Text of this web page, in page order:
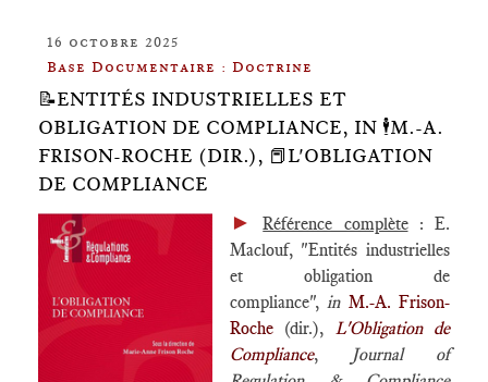
16 octobre 2025
Base Documentaire : Doctrine
📝ENTITÉS INDUSTRIELLES ET
OBLIGATION DE COMPLIANCE, IN 🕴️M.-A.
FRISON-ROCHE (DIR.), 📕L'OBLIGATION
DE COMPLIANCE
► Référence complète: E.
Maclouf, "Entités industrielles
et obligation de
compliance",in M.-A. Frison-
Roche (dir.), L'Obligation de
Compliance,
Journal of